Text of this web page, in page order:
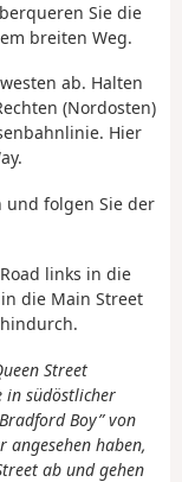
Sie die
breiten Weg.
ab. Halten
(Nordosten)
Hier
und folgen Sie der
links in die
die Main Street
Street
in südöstlicher
Boy” von
angesehen haben,
ab und gehen